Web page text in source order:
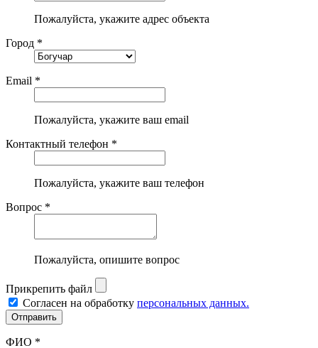
Пожалуйста, укажите адрес объекта
Город *
Email *
Пожалуйста, укажите ваш email
Контактный телефон *
Пожалуйста, укажите ваш телефон
Вопрос *
Пожалуйста, опишите вопрос
Прикрепить файл
Согласен на обработку персональных данных.
ФИО *